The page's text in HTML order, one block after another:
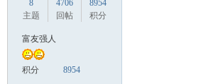
8
主题
4706
回帖
8954
积分
富友强人
积分 8954